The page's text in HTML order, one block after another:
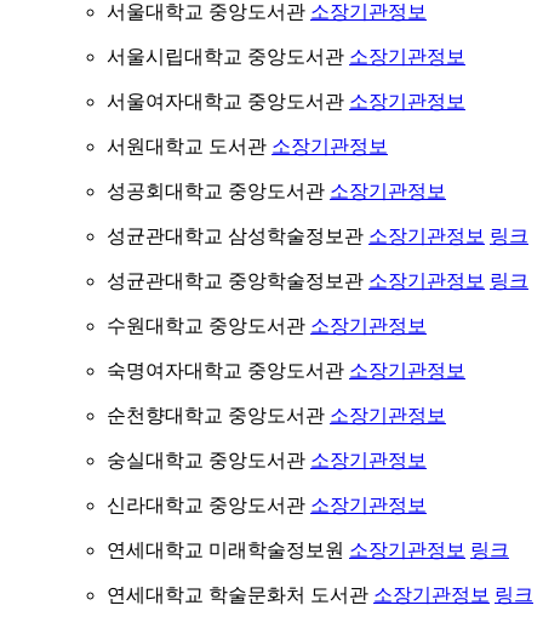
서울대학교 중앙도서관 소장기관정보
서울시립대학교 중앙도서관 소장기관정보
서울여자대학교 중앙도서관 소장기관정보
서원대학교 도서관 소장기관정보
성공회대학교 중앙도서관 소장기관정보
성균관대학교 삼성학술정보관 소장기관정보 링크
성균관대학교 중앙학술정보관 소장기관정보 링크
수원대학교 중앙도서관 소장기관정보
숙명여자대학교 중앙도서관 소장기관정보
순천향대학교 중앙도서관 소장기관정보
숭실대학교 중앙도서관 소장기관정보
신라대학교 중앙도서관 소장기관정보
연세대학교 미래학술정보원 소장기관정보 링크
연세대학교 학술문화처 도서관 소장기관정보 링크